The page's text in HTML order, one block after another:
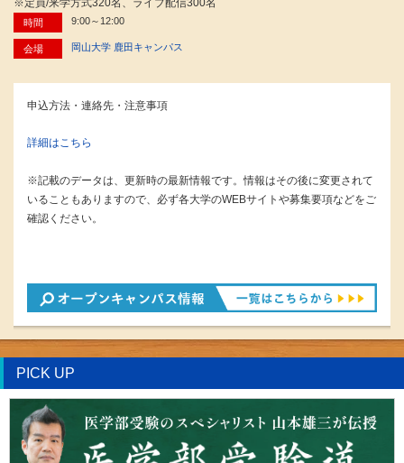
※定員/来学方式320名、ライブ配信300名
時間 9:00～12:00
会場 岡山大学 鹿田キャンパス
申込方法・連絡先・注意事項
詳細はこちら
※記載のデータは、更新時の最新情報です。情報はその後に変更されて
いることもありますので、必ず各大学のWEBサイトや募集要項などをご
確認ください。
PICK UP